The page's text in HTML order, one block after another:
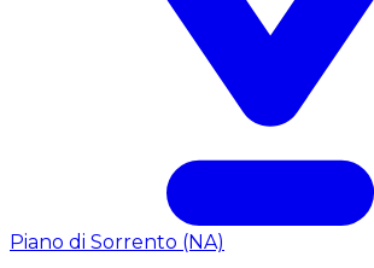
Piano di Sorrento (NA)